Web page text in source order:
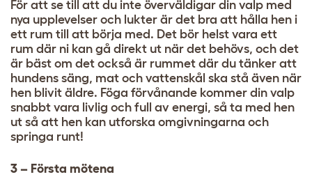
För att se till att du inte överväldigar din valp med
nya upplevelser och lukter är det bra att hålla hen i
ett rum till att börja med. Det bör helst vara ett
rum där ni kan gå direkt ut när det behövs, och det
är bäst om det också är rummet där du tänker att
hundens säng, mat och vattenskål ska stå även när
hen blivit äldre. Föga förvånande kommer din valp
snabbt vara livlig och full av energi, så ta med hen
ut så att hen kan utforska omgivningarna och
springa runt!
3 – Första mötena